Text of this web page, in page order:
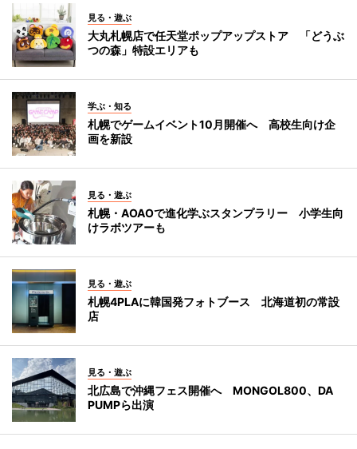
見る・遊ぶ
大丸札幌店で任天堂ポップアップストア 「どうぶ
つの森」特設エリアも
学ぶ・知る
札幌でゲームイベント10月開催へ 高校生向け企
画を新設
見る・遊ぶ
札幌・AOAOで進化学ぶスタンプラリー 小学生向
けラボツアーも
見る・遊ぶ
札幌4PLAに韓国発フォトブース 北海道初の常設
店
見る・遊ぶ
北広島で沖縄フェス開催へ MONGOL800、DA
PUMPら出演